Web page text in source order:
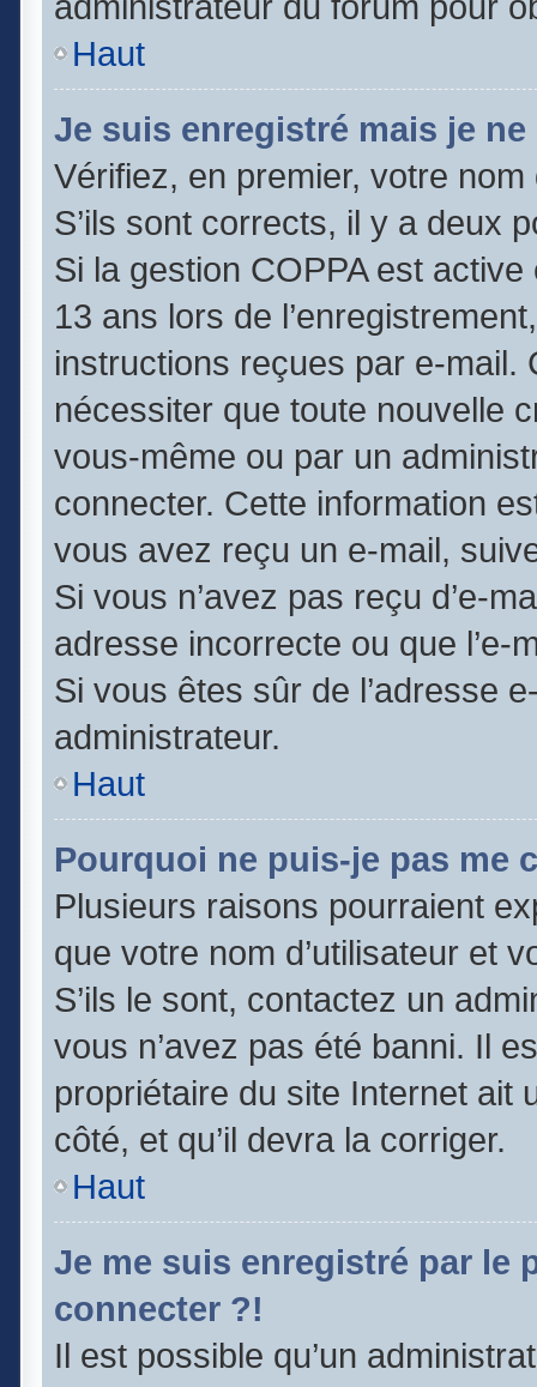
Haut
Je suis enregistré mais je
Vérifiez, en premier, votre
S’ils sont corrects, il y a deux
Si la gestion COPPA est
13 ans lors de
instructions reçues par e-mail.
nécessiter que toute nouvelle
vous-même ou par un
connecter. Cette information
vous avez reçu un e-mail,
Si vous n’avez pas reçu d’e-
adresse incorrecte ou que l’e-
Si vous êtes sûr de l’adresse
administrateur.
Haut
Pourquoi ne puis-je pas me
Plusieurs raisons pourraient
que votre nom d’utilisateur et
S’ils le sont, contactez un
vous n’avez pas été banni. Il
propriétaire du site Internet ait
côté, et qu’il devra la corriger.
Haut
Je me suis enregistré par le
connecter ?!
Il est possible qu’un